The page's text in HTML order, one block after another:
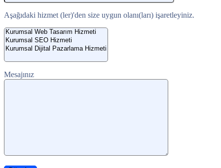
Aşağıdaki hizmet (ler)'den size uygun olanı(ları) işaretleyiniz.
Mesajınız